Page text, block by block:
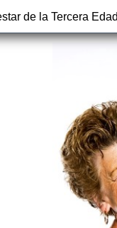
de la Tercera